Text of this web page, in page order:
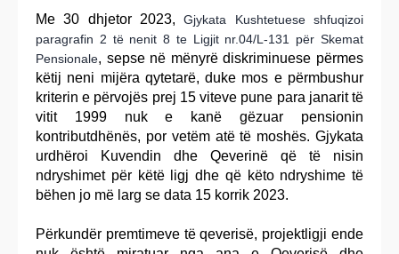
Me 30 dhjetor 2023,Gjykata Kushtetuese shfuqizoi
paragrafin 2 të nenit 8 te Ligjit nr.04/L-131 për Skemat
Pensionale, sepse në mënyrë diskriminuese përmes
këtij neni mijëra qytetarë, duke mos e përmbushur
kriterin e përvojës prej 15 viteve pune para janarit të
vitit 1999 nuk e kanë gëzuar pensionin
kontributdhënës, por vetëm atë të moshës. Gjykata
urdhëroi Kuvendin dhe Qeverinë që të nisin
ndryshimet për këtë ligj dhe që këto ndryshime të
bëhen jo më larg se data 15 korrik 2023.
Përkundër premtimeve të qeverisë, projektligji ende